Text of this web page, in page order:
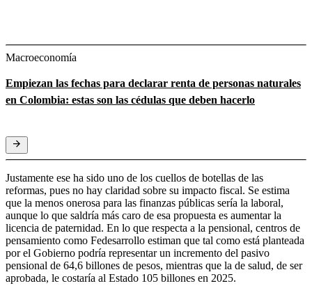
Macroeconomía
Empiezan las fechas para declarar renta de personas naturales
en Colombia: estas son las cédulas que deben hacerlo
Justamente ese ha sido uno de los cuellos de botellas de las
reformas, pues no hay claridad sobre su impacto fiscal. Se estima
que la menos onerosa para las finanzas públicas sería la laboral,
aunque lo que saldría más caro de esa propuesta es aumentar la
licencia de paternidad. En lo que respecta a la pensional, centros de
pensamiento como Fedesarrollo estiman que tal como está planteada
por el Gobierno podría representar un incremento del pasivo
pensional de 64,6 billones de pesos, mientras que la de salud, de ser
aprobada, le costaría al Estado 105 billones en 2025.